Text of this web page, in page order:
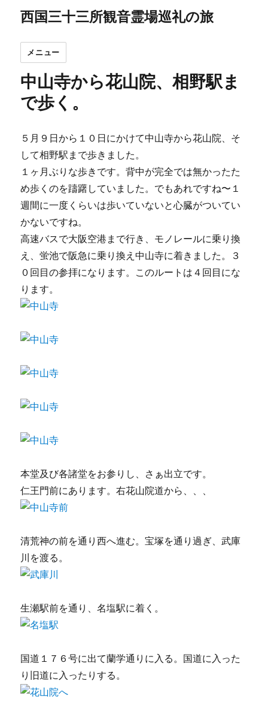
西国三十三所観音霊場巡礼の旅
メニュー
中山寺から花山院、相野駅ま
で歩く。
５月９日から１０日にかけて中山寺から花山院、そ
して相野駅まで歩きました。
１ヶ月ぶりな歩きです。背中が完全では無かったた
め歩くのを躊躇していました。でもあれですね〜１
週間に一度くらいは歩いていないと心臓がついてい
かないですね。
高速バスで大阪空港まで行き、モノレールに乗り換
え、蛍池で阪急に乗り換え中山寺に着きました。３
０回目の参拝になります。このルートは４回目にな
ります。
本堂及び各諸堂をお参りし、さぁ出立です。
仁王門前にあります。右花山院道から、、、
清荒神の前を通り西へ進む。宝塚を通り過ぎ、武庫
川を渡る。
生瀬駅前を通り、名塩駅に着く。
国道１７６号に出て蘭学通りに入る。国道に入った
り旧道に入ったりする。